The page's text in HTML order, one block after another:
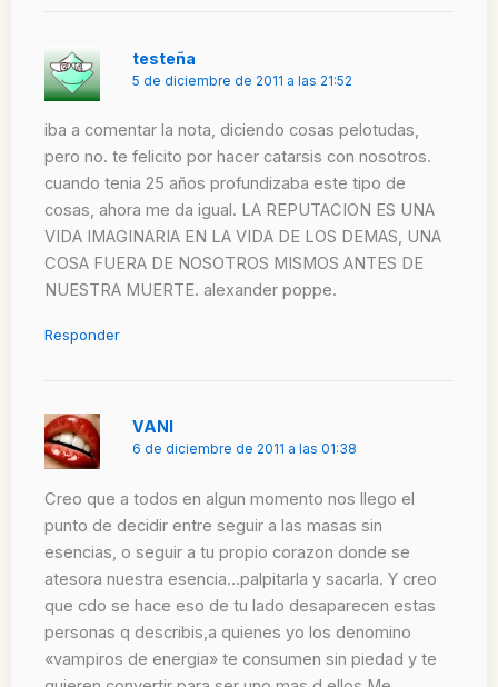
testeña
5 de diciembre de 2011 a las 21:52
iba a comentar la nota, diciendo cosas pelotudas,
pero no. te felicito por hacer catarsis con nosotros.
cuando tenia 25 años profundizaba este tipo de
cosas, ahora me da igual. LA REPUTACION ES UNA
VIDA IMAGINARIA EN LA VIDA DE LOS DEMAS, UNA
COSA FUERA DE NOSOTROS MISMOS ANTES DE
NUESTRA MUERTE. alexander poppe.
Responder
VANI
6 de diciembre de 2011 a las 01:38
Creo que a todos en algun momento nos llego el
punto de decidir entre seguir a las masas sin
esencias, o seguir a tu propio corazon donde se
atesora nuestra esencia…palpitarla y sacarla. Y creo
que cdo se hace eso de tu lado desaparecen estas
personas q describis,a quienes yo los denomino
«vampiros de energia» te consumen sin piedad y te